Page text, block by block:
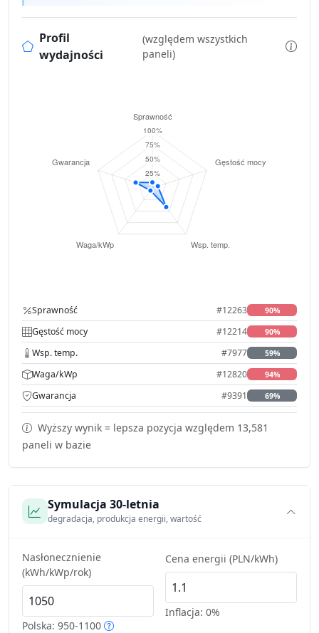
Profil
wydajności
(względem wszystkich
paneli)
Sprawność #12263 90%
Gęstość mocy #12214 90%
Wsp. temp. #7977 59%
Waga/kWp #12820 94%
Gwarancja #9391 69%
Wyższy wynik = lepsza pozycja względem 13,581
paneli w bazie
Symulacja 30-letnia
degradacja, produkcja energii, wartość
Nasłonecznienie
(kWh/kWp/rok)
Polska: 950-1100
Cena energii (PLN/kWh)
Inflacja: 0%